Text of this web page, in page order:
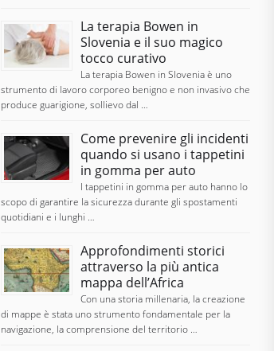
La terapia Bowen in
Slovenia e il suo magico
tocco curativo
La terapia Bowen in Slovenia è uno
strumento di lavoro corporeo benigno e non invasivo che
produce guarigione, sollievo dal …
Come prevenire gli incidenti
quando si usano i tappetini
in gomma per auto
I tappetini in gomma per auto hanno lo
scopo di garantire la sicurezza durante gli spostamenti
quotidiani e i lunghi …
Approfondimenti storici
attraverso la più antica
mappa dell’Africa
Con una storia millenaria, la creazione
di mappe è stata uno strumento fondamentale per la
navigazione, la comprensione del territorio …